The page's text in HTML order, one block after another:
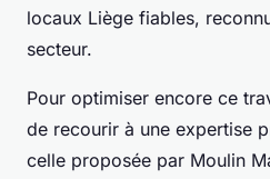
locaux Liège fiables,
secteur.
Pour optimiser encore ce
de recourir à une expertise
celle proposée par Moulin